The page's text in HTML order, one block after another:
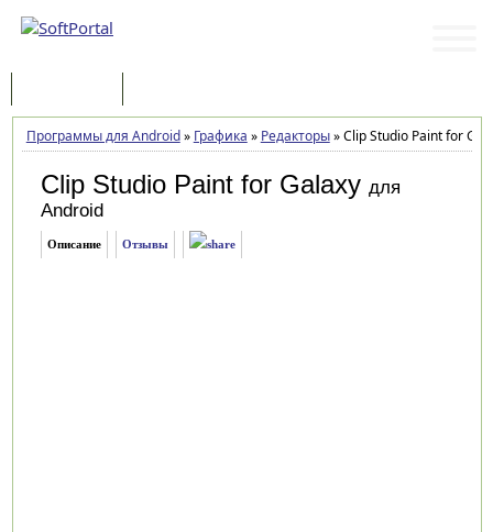
Программы для Android» Графика » Редакторы»Clip Studio Paint for
Clip Studio Paint for Galaxy для
Android
Описание Отзывы